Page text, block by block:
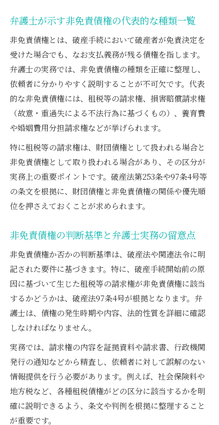
弁護士が示す非免責債権の代表的な種類一覧
非免責債権とは、破産手続において破産者が免責決定を
受けた場合でも、なお支払義務が残る債権を指します。
弁護士の実務では、非免責債権の種類を正確に整理し、
依頼者に分かりやすく説明することが不可欠です。代表
的な非免責債権には、租税等の請求権、損害賠償請求権
（故意・重過失による不法行為に基づくもの）、養育費
や婚姻費用分担請求権などが挙げられます。
特に租税等の請求権は、財団債権として扱われる場合と
非免責債権として取り扱われる場合があり、その区分が
実務上の重要ポイントです。破産法第253条や97条4号等
の条文を根拠に、財団債権と非免責債権の関係や優先順
位を押さえておくことが求められます。
非免責債権の判断基準と弁護士実務の留意点
非免責債権か否かの判断基準は、破産法や関連法令に明
記された要件に基づきます。特に、破産手続開始前の原
因に基づいて生じた租税等の請求権が非免責債権に該当
するかどうかは、破産法97条4号が根拠となります。弁
護士は、債権の発生時期や内容、法的性質を詳細に確認
しなければなりません。
実務では、請求権の内容を証拠資料や請求書、行政機関
発行の通知などから精査し、依頼者に対して誤解のない
情報提供を行う必要があります。例えば、社会保険料や
地方税など、各種租税債権がどの区分に該当するかを明
確に説明できるよう、条文や判例を根拠に整理すること
が重要です。